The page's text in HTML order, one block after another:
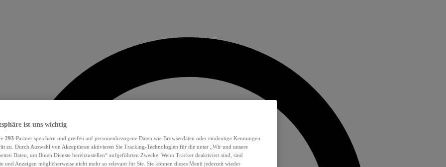
ist uns wichtig
293-Partner speichern und greifen auf personenbezogene Daten wie Browserdaten oder eindeutige Kennungen
zu. Durch Auswahl von Akzeptieren aktivieren Sie Tracking-Technologien für die unter „Wir und unsere
Daten, um Ihnen Dienste bereitzustellen“ aufgeführten Zwecke. Wenn Tracker deaktiviert sind, sind
und Anzeigen möglicherweise nicht mehr so relevant für Sie. Sie können dieses Menü jederzeit wieder